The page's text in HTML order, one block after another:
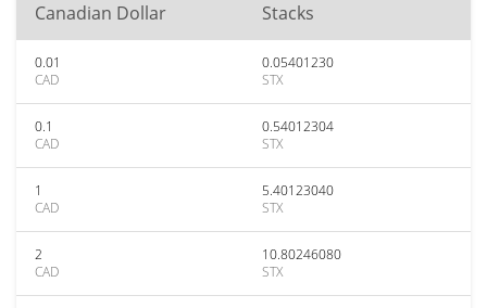
Canadian Dollar Stacks
0.01
CAD
0.05401230
STX
0.1
CAD
0.54012304
STX
1
CAD
5.40123040
STX
2
CAD
10.80246080
STX